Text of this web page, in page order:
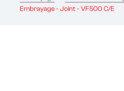
Embrayage - Joint - VF500 C/E